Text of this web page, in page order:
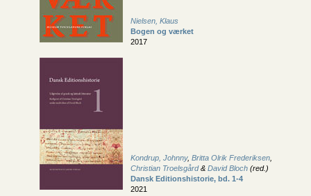
Nielsen, Klaus
Bogen og værket
2017
Kondrup, Johnny, Britta Olrik Frederiksen
Christian Troelsgård& David Bloch (red.)
Dansk Editions­historie, bd. 1-4
2021